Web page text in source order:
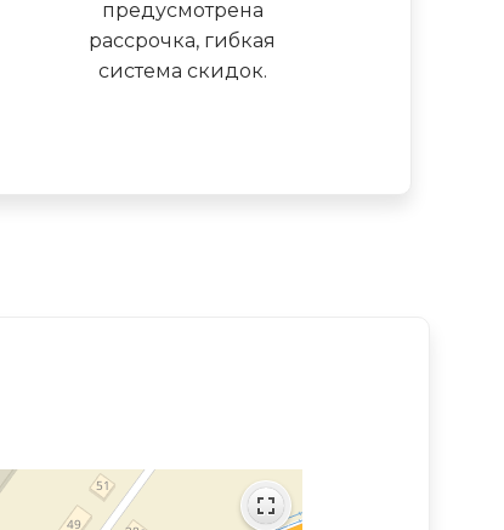
предусмотрена
рассрочка, гибкая
система скидок.